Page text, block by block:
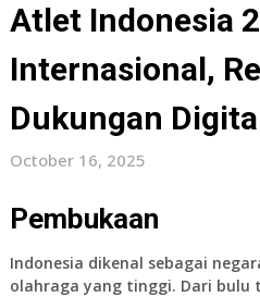
Atlet Indonesia
Internasional,
Dukungan
October 16, 2025
Pembukaan
Indonesia dikenal sebagai
olahraga yang tinggi. Dari bulu